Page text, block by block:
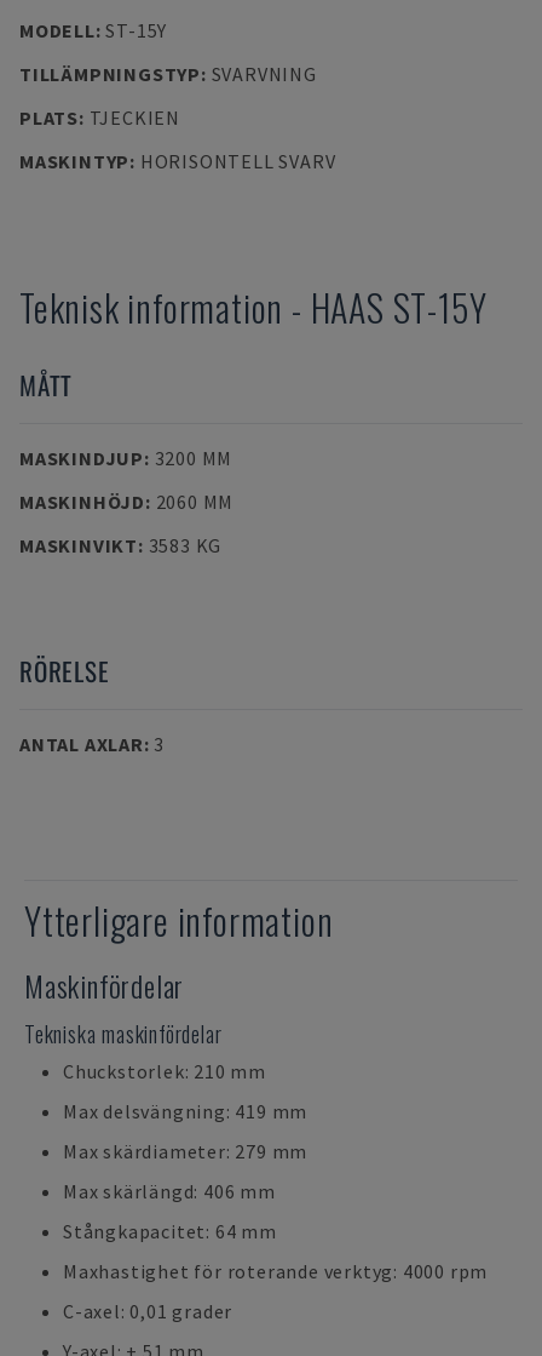
MODELL:ST-15Y
TILLÄMPNINGSTYP: SVARVNING
PLATS: TJECKIEN
MASKINTYP: HORISONTELL SVARV
Teknisk information - HAAS ST-15Y
MÅTT
MASKINDJUP: 3200 MM
MASKINHÖJD: 2060 MM
MASKINVIKT: 3583 KG
RÖRELSE
ANTAL AXLAR: 3
Ytterligare information
Maskinfördelar
Tekniska maskinfördelar
Chuckstorlek: 210 mm
Max delsvängning: 419 mm
Max skärdiameter: 279 mm
Max skärlängd: 406 mm
Stångkapacitet: 64 mm
Maxhastighet för roterande verktyg: 4000 rpm
C-axel: 0,01 grader
Y-axel: ± 51 mm